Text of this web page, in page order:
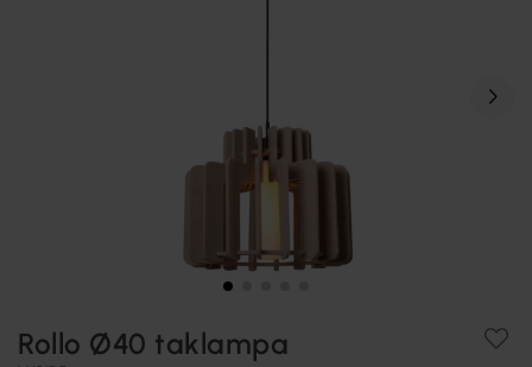
Rollo Ø40 taklampa